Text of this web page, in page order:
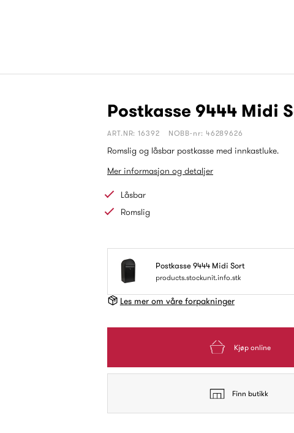
Postkasse 9444 Midi
ART.NR: 16392 NOBB-nr: 46289626
Romslig og låsbar postkasse med innkastluke.
Mer informasjon og detaljer
Låsbar
Romslig
Postkasse 9444 Midi Sort
products.stockunit.info.stk
Les mer om våre forpakninger
Kjøp online
Finn butikk